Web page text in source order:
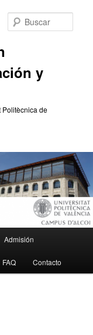
y
Politècnica de
Admisión
FAQ Contacto